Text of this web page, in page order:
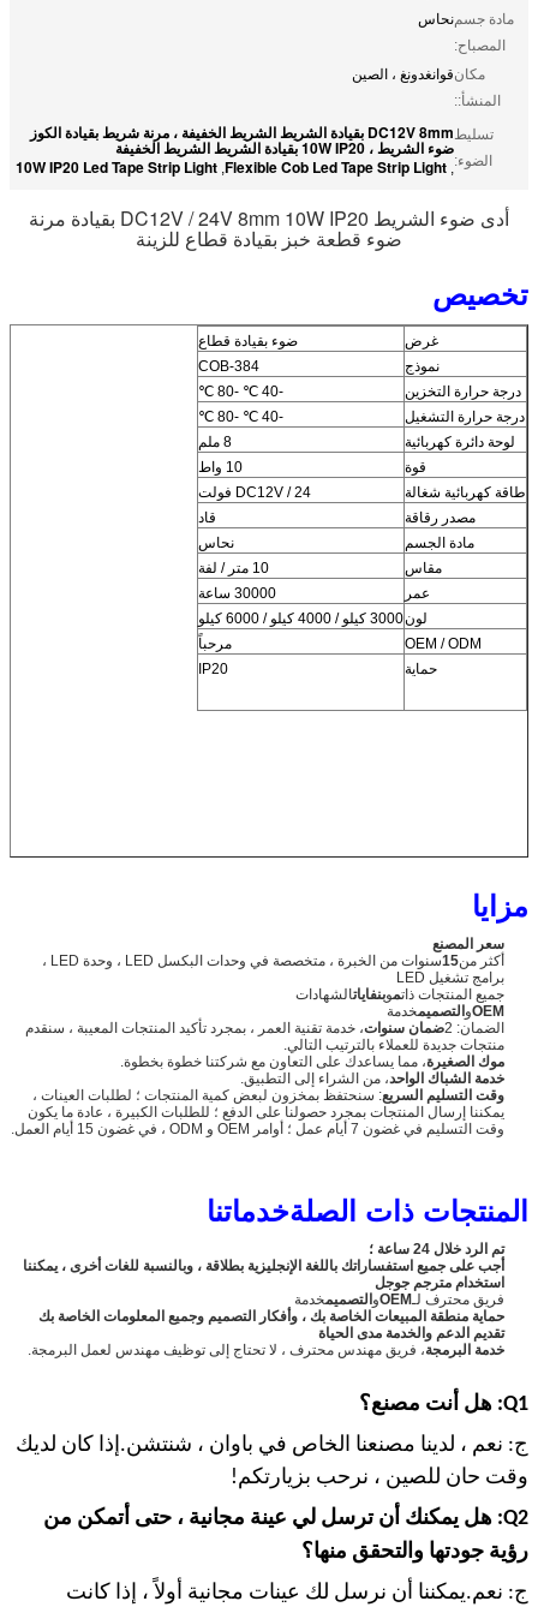
مادة جسم
المصباح:
نحاس
مكان
المنشأ::
قوانغدونغ ، الصين
تسليط
الضوء:
DC12V 8mm بقيادة الشريط الشريط الخفيفة ، مرنة شريط بقيادة الكوز
ضوء الشريط ، 10W IP20 بقيادة الشريط الشريط الخفيفة
,
Flexible Cob Led Tape Strip Light
,
10W IP20 Led Tape Strip Light
أدى ضوء الشريط DC12V / 24V 8mm 10W IP20 بقيادة مرنة
ضوء قطعة خبز بقيادة قطاع للزينة
تخصيص
غرض
ضوء بقيادة قطاع
نموذج
COB-384
درجة حرارة التخزين
-40 ℃ -80 ℃
درجة حرارة التشغيل
-40 ℃ -80 ℃
لوحة دائرة كهربائية
8 ملم
قوة
10 واط
طاقة كهربائية شغالة
DC12V / 24 فولت
مصدر رقاقة
قاد
مادة الجسم
نحاس
مقاس
10 متر / لفة
عمر
30000 ساعة
لون3000 كيلو / 4000 كيلو / 6000 كيلو
OEM / ODM
مرحباً
حماية
IP20
مزايا
سعر المصنع
أكثر من15
سنوات من الخبرة ، متخصصة في وحدات البكسل LED ، وحدة LED ،
برامج تشغيل LED
جميع المنتجات ذاتموبنفاياتالشهادات
OEMوالتصميمخدمة
الضمان: 2
ضمان سنوات، خدمة تقنية العمر ، بمجرد تأكيد المنتجات المعيبة ، سنقدم
منتجات جديدة للعملاء بالترتيب التالي.
موك الصغيرة، مما يساعدك على التعاون مع شركتنا خطوة بخطوة.
خدمة الشباك الواحد، من الشراء إلى التطبيق.
وقت التسليم السريع: سنحتفظ بمخزون لبعض كمية المنتجات ؛ لطلبات العينات ،
يمكننا إرسال المنتجات بمجرد حصولنا على الدفع ؛ للطلبات الكبيرة ، عادة ما يكون
وقت التسليم في غضون 7 أيام عمل ؛ أوامر OEM و ODM ، في غضون 15 أيام العمل.
المنتجات ذات الصلةخدماتنا
تم الرد خلال 24 ساعة ؛
أجب على جميع استفساراتك باللغة الإنجليزية بطلاقة ، وبالنسبة للغات أخرى ، يمكننا
استخدام مترجم جوجل
فريق محترف لـOEMوالتصميمخدمة
حماية منطقة المبيعات الخاصة بك ، وأفكار التصميم وجميع المعلومات الخاصة بك
تقديم الدعم والخدمة مدى الحياة
خدمة البرمجة، فريق مهندس محترف ، لا تحتاج إلى توظيف مهندس لعمل البرمجة.
Q1: هل أنت مصنع؟
ج: نعم ، لدينا مصنعنا الخاص في باوان ، شنتشن.إذا كان لديك
وقت حان للصين ، نرحب بزيارتكم!
Q2: هل يمكنك أن ترسل لي عينة مجانية ، حتى أتمكن من
رؤية جودتها والتحقق منها؟
ج: نعم.يمكننا أن نرسل لك عينات مجانية أولاً ، إذا كانت